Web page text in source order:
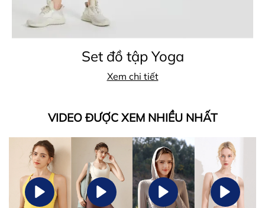
Set đồ tập Yoga
Xem chi tiết
VIDEO ĐƯỢC XEM NHIỀU NHẤT